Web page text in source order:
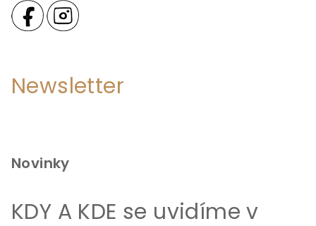
Newsletter
Novinky
KDY A KDE se uvidíme v